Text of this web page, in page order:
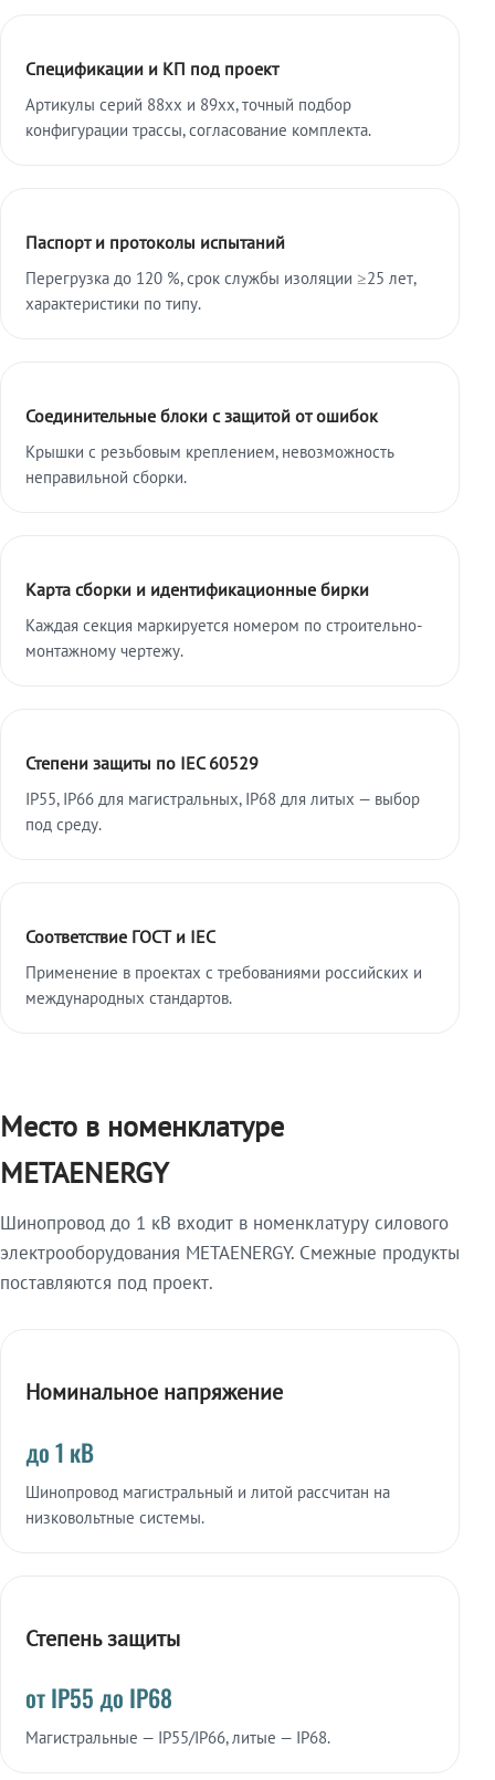
Спецификации и КП под проект
Артикулы серий 88xx и 89xx, точный подбор
конфигурации трассы, согласование комплекта.
Паспорт и протоколы испытаний
Перегрузка до 120 %, срок службы изоляции ≥25 лет,
характеристики по типу.
Соединительные блоки с защитой от ошибок
Крышки с резьбовым креплением, невозможность
неправильной сборки.
Карта сборки и идентификационные бирки
Каждая секция маркируется номером по строительно-
монтажному чертежу.
Степени защиты по IEC 60529
IP55, IP66 для магистральных, IP68 для литых — выбор
под среду.
Соответствие ГОСТ и IEC
Применение в проектах с требованиями российских и
международных стандартов.
Место в номенклатуре
METAENERGY
Шинопровод до 1 кВ входит в номенклатуру силового
электрооборудования METAENERGY. Смежные продукты
поставляются под проект.
Номинальное напряжение
до 1 кВ
Шинопровод магистральный и литой рассчитан на
низковольтные системы.
Степень защиты
от IP55 до IP68
Магистральные — IP55/IP66, литые — IP68.